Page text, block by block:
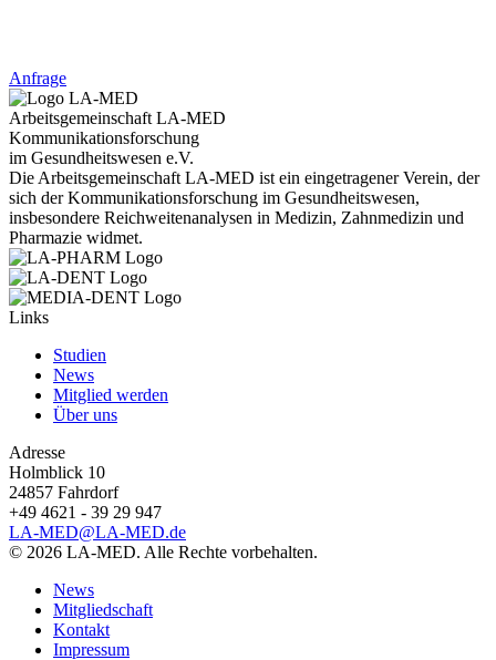
Anfrage
Arbeitsgemeinschaft LA-MED
Kommunikationsforschung
im Gesundheitswesen e.V.
Die Arbeitsgemeinschaft LA-MED ist ein eingetragener Verein, der
sich der Kommunikationsforschung im Gesundheitswesen,
insbesondere Reichweitenanalysen in Medizin, Zahnmedizin und
Pharmazie widmet.
Links
Studien
News
Mitglied werden
Über uns
Adresse
Holmblick 10
24857 Fahrdorf
+49 4621 - 39 29 947
LA-MED@LA-MED.de
© 2026 LA-MED. Alle Rechte vorbehalten.
News
Mitgliedschaft
Kontakt
Impressum